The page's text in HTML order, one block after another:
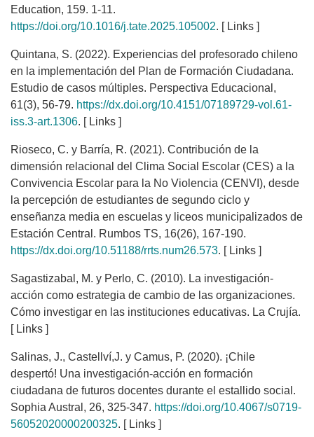
Education, 159. 1-11.
https://doi.org/10.1016/j.tate.2025.105002. [ Links ]
Quintana, S. (2022). Experiencias del profesorado chileno
en la implementación del Plan de Formación Ciudadana.
Estudio de casos múltiples. Perspectiva Educacional,
61(3), 56-79. https://dx.doi.org/10.4151/07189729-vol.61-
iss.3-art.1306. [ Links ]
Rioseco, C. y Barría, R. (2021). Contribución de la
dimensión relacional del Clima Social Escolar (CES) a la
Convivencia Escolar para la No Violencia (CENVI), desde
la percepción de estudiantes de segundo ciclo y
enseñanza media en escuelas y liceos municipalizados de
Estación Central. Rumbos TS, 16(26), 167-190.
https://dx.doi.org/10.51188/rrts.num26.573. [ Links ]
Sagastizabal, M. y Perlo, C. (2010). La investigación-
acción como estrategia de cambio de las organizaciones.
Cómo investigar en las instituciones educativas. La Crujía.
[ Links ]
Salinas, J., Castellví,J. y Camus, P. (2020). ¡Chile
despertó! Una investigación-acción en formación
ciudadana de futuros docentes durante el estallido social.
Sophia Austral, 26, 325-347. https://doi.org/10.4067/s0719-
56052020000200325. [ Links ]